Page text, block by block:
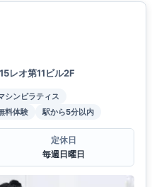
レオ第11ビル2F
シンピラティス
料体験 駅から5分以内
定休日
毎週日曜日